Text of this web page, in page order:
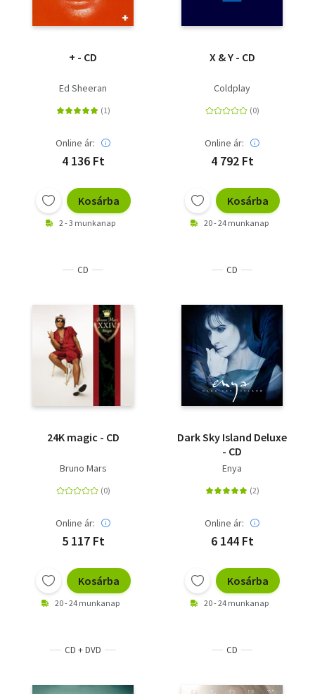
+ - CD
Ed Sheeran
Online ár:
4 136 Ft
Kosárba
2 - 3 munkanap
X & Y - CD
Coldplay
Online ár:
4 792 Ft
Kosárba
20 - 24 munkanap
CD
24K magic - CD
Bruno Mars
Online ár:
5 117 Ft
Kosárba
20 - 24 munkanap
CD
Dark Sky Island Deluxe
- CD
Enya
Online ár:
6 144 Ft
Kosárba
20 - 24 munkanap
CD + DVD CD